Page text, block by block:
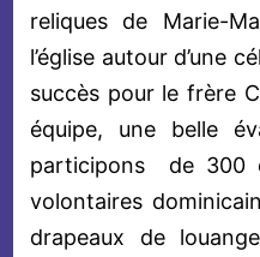
reliques de Marie-
l’église autour d’une
succès pour le frère
équipe, une belle
participons de 300
volontaires
drapeaux de